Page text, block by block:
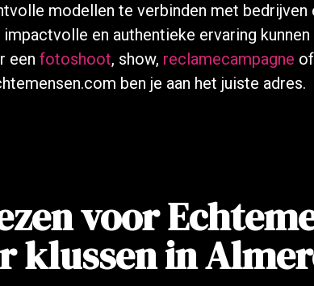
modellen te verbinden met bedrijven
en authentieke ervaring
een fotoshoot, show, reclamecampagne
ben je aan het juiste adres.
voor
klussen in